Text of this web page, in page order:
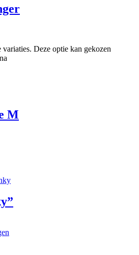
Deze optie kan gekozen
M